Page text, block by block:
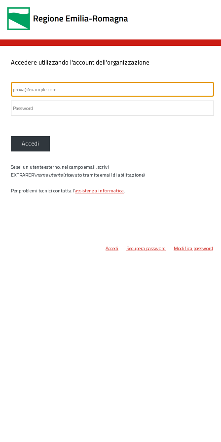
Accedere utilizzando l'account dell'organizzazione
Accedi
Se sei un utente esterno, nel campo email, scrivi
EXTRARER\nome utente(ricevuto tramite email di abilitazione)
Per problemi tecnici contatta l’assistenza informatica.
Accedi Recupera password Modifica password